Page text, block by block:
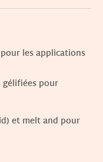
les applications
gélifiées pour
et melt and pour